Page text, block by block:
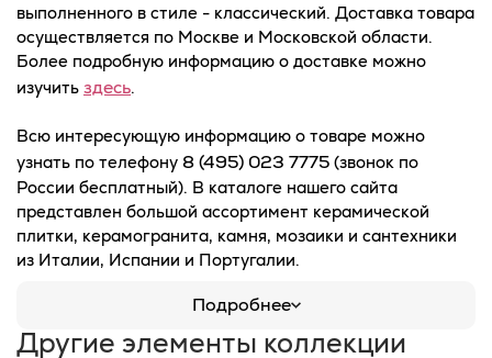
выполненного в стиле - классический. Доставка товара
осуществляется по Москве и Московской области.
Более подробную информацию о доставке можно
изучить здесь.
Всю интересующую информацию о товаре можно
узнать по телефону 8 (495) 023 7775 (звонок по
России бесплатный). В каталоге нашего сайта
представлен большой ассортимент керамической
плитки, керамогранита, камня, мозаики и сантехники
из Италии, Испании и Португалии.
Подробнее
Другие элементы коллекции